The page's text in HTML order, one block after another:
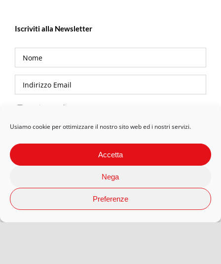
Usiamo cookie per ottimizzare il nostro sito web ed i nostri servizi.
Accetta
Nega
Preferenze
Iscriviti alla Newsletter
Privacy Policy